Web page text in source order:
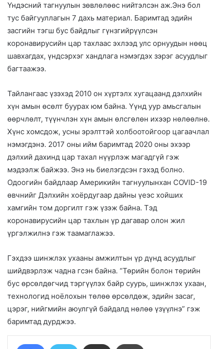
m
a
i
l
Үндэсний тагнуулын зөвлөлөөс нийтэлсэн аж.Энэ бол
тус байгууллагын 7 дахь материал. Баримтад эдийн
засгийн тэгш бус байдлыг гүнзгийрүүлсэн
коронавирусийн цар тахлаас эхлээд улс орнуудын нөөц
шавхагдах, үндсэрхэг хандлага нэмэгдэх зэрэг асуудлыг
багтаажээ.
Тайлангаас үзэхэд 2010 он хүртэлх хугацаанд дэлхийн
хүн амын өсөлт буурах юм байна. Үүнд уур амьсгалын
өөрчлөлт, түүнчлэн хүн амын өлсгөлөн ихээр нөлөөлнө.
Хүнс хомсдож, усны эрэлттэй холбоотойгоор цагаачлал
нэмэгдэнэ. 2017 оны ийм баримтад 2020 оны эхээр
дэлхий дахинд цар тахал нүүрлэж магадгүй гэж
мэдээлж байжээ. Энэ нь биелэгдсэн гэхэд болно.
Одоогийн байдлаар Америкийн тагнуулынхан COVID-19
өвчнийг Дэлхийн хоёрдугаар дайны үеэс хойших
хамгийн том доргилт гэж үзэж байна. Тэд
коронавирусийн цар тахлын үр дагавар олон жил
үргэлжилнэ гэж таамаглажээ.
Гэхдээ шинжлэх ухааны амжилтын үр дүнд асуудлыг
шийдвэрлэж чадна гсэн байна. “Төрийн болон төрийн
бус өрсөлдөгчид тэргүүлэх байр суурь, шинжлэх ухаан,
технологид ноёлохын төлөө өрсөлдөж, эдийн засаг,
цэрэг, нийгмийн аюулгүй байдалд нөлөө үзүүлнэ” гэж
баримтад дурджээ.